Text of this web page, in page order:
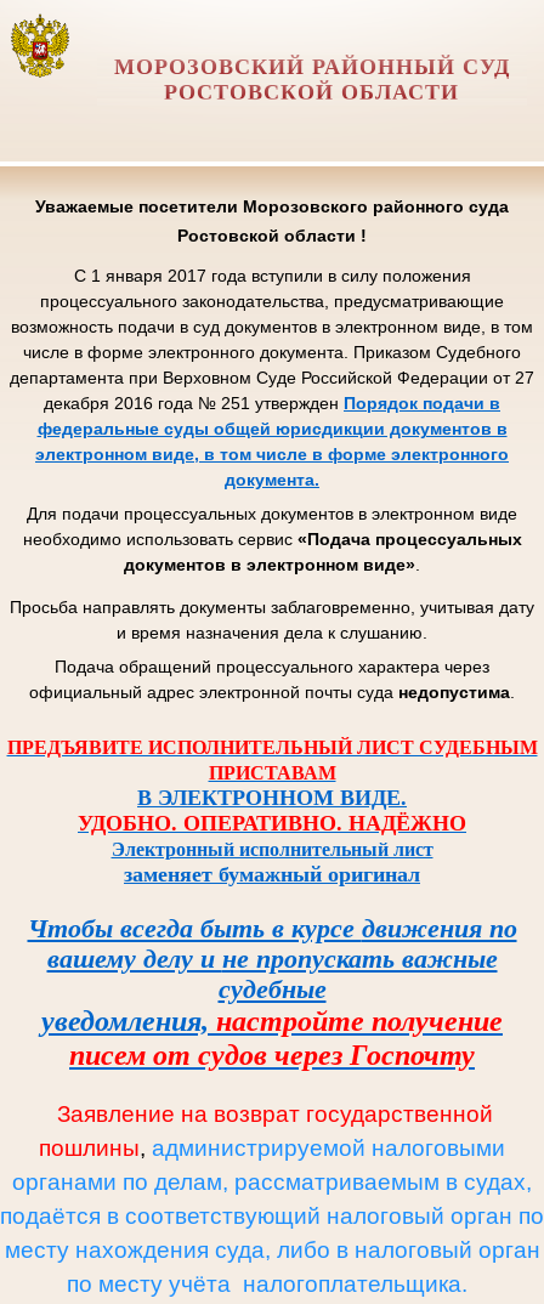
МОРОЗОВСКИЙ РАЙОННЫЙ СУД
РОСТОВСКОЙ ОБЛАСТИ
Уважаемые посетители Морозовского районного суда
Ростовской области !
С 1 января 2017 года вступили в силу положения
процессуального законодательства, предусматривающие
возможность подачи в суд документов в электронном виде, в том
числе в форме электронного документа. Приказом Судебного
департамента при Верховном Суде Российской Федерации от 27
декабря 2016 года № 251 утвержден Порядок подачи в
федеральные суды общей юрисдикции документов в
электронном виде, в том числе в форме электронного
документа.
Для подачи процессуальных документов в электронном виде
необходимо использовать сервис «Подача процессуальных
документов в электронном виде»
Просьба направлять документы заблаговременно, учитывая дату
и время назначения дела к слушанию.
Подача обращений процессуального характера через
официальный адрес электронной почты суда недопустима
ПРЕДЪЯВИТЕ ИСПОЛНИТЕЛЬНЫЙ ЛИСТ СУДЕБНЫМ
ПРИСТАВАМ
В ЭЛЕКТРОННОМ ВИДЕ.
УДОБНО. ОПЕРАТИВНО. НАДЁЖНО
Электронный исполнительный лист
заменяет бумажный оригинал
Чтобы всегда быть в курсе движения по
вашему делу и не пропускать важные
судебные
уведомления, настройте получение
писем от судов через Госпочту
Заявление на возврат государственной
пошлины, администрируемой налоговыми
органами по делам, рассматриваемым в судах,
подаётся в соответствующий налоговый орган по
месту нахождения суда, либо в налоговый орган
по месту учёта налогоплательщика.